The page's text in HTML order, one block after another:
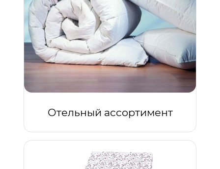
Отельный ассортимент